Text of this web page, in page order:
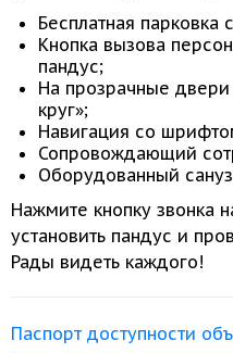
Бесплатная парковка
Кнопка вызова
пандус;
На прозрачные
круг»;
Навигация со
Сопровождающий
Оборудованный
Нажмите кнопку звонка
установить пандус и
Рады видеть каждого!
Паспорт доступности